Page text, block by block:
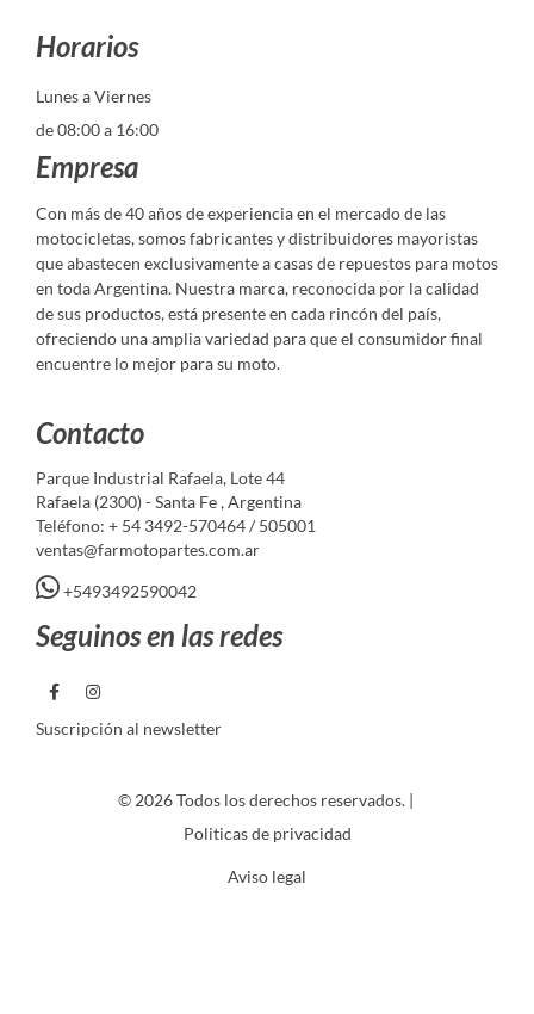
Horarios
Lunes a Viernes
de 08:00 a 16:00
Empresa
Con más de 40 años de experiencia en el mercado de las
motocicletas, somos fabricantes y distribuidores mayoristas
que abastecen exclusivamente a casas de repuestos para motos
en toda Argentina. Nuestra marca, reconocida por la calidad
de sus productos, está presente en cada rincón del país,
ofreciendo una amplia variedad para que el consumidor final
encuentre lo mejor para su moto.
Contacto
Parque Industrial Rafaela, Lote 44
Rafaela (2300) - Santa Fe , Argentina
Teléfono: + 54 3492-570464 / 505001
ventas@farmotopartes.com.ar
+5493492590042
Seguinos en las redes
Suscripción al newsletter
© 2026 Todos los derechos reservados. |
Politicas de privacidad
Aviso legal